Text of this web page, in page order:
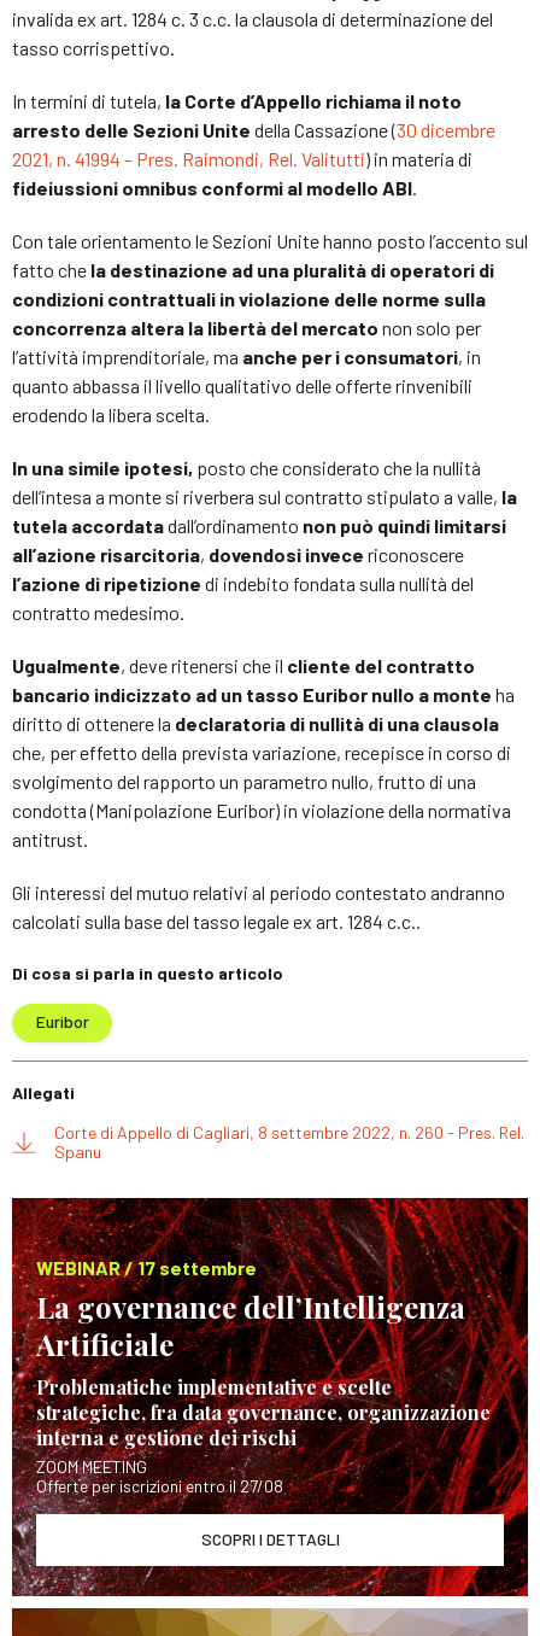
invalida ex art. 1284 c. 3 c.c. la clausola di determinazione del
tasso corrispettivo.
In termini di tutela, la Corte d’Appello richiama il noto
arresto delle Sezioni Unite della Cassazione (30 dicembre
2021, n. 41994 – Pres. Raimondi, Rel. Valitutti) in materia di
fideiussioni omnibus conformi al modello ABI.
Con tale orientamento le Sezioni Unite hanno posto l’accento sul
fatto che la destinazione ad una pluralità di operatori di
condizioni contrattuali in violazione delle norme sulla
concorrenza altera la libertà del mercato non solo per
l’attività imprenditoriale, ma anche per i consumatori, in
quanto abbassa il livello qualitativo delle offerte rinvenibili
erodendo la libera scelta.
In una simile ipotesi, posto che considerato che la nullità
dell’intesa a monte si riverbera sul contratto stipulato a valle, la
tutela accordatadall’ordinamento non può quindi limitarsi
all’azione risarcitoria, dovendosi invece riconoscere
l’azione di ripetizione di indebito fondata sulla nullità del
contratto medesimo.
Ugualmente, deve ritenersi che il cliente del contratto
bancario indicizzato ad un tasso Euribor nullo a monte ha
diritto di ottenere la declaratoria di nullità di una clausola
che, per effetto della prevista variazione, recepisce in corso di
svolgimento del rapporto un parametro nullo, frutto di una
condotta (Manipolazione Euribor) in violazione della normativa
antitrust.
Gli interessi del mutuo relativi al periodo contestato andranno
calcolati sulla base del tasso legale ex art. 1284 c.c..
Di cosa si parla in questo articolo
Euribor
Allegati
Corte di Appello di Cagliari, 8 settembre 2022, n. 260 - Pres. Rel.
Spanu
WEBINAR / 17 settembre
La governance dell’Intelligenza
Artificiale
Problematiche implementative e scelte
strategiche, fra data governance, organizzazione
interna e gestione dei rischi
ZOOM MEETING
Offerte per iscrizioni entro il 27/08
SCOPRI I DETTAGLI